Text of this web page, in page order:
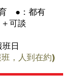
●：都有
可談
日
，人到在約)